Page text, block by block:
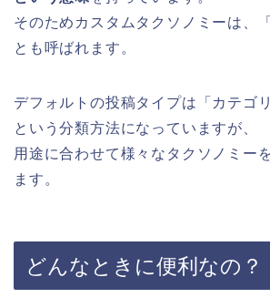
そのためカスタムタクソノミーは、
とも呼ばれます。
デフォルトの投稿タイプは「カテゴ
という分類方法になっていますが、
用途に合わせて様々なタクソノミー
ます。
どんなときに便利なの？